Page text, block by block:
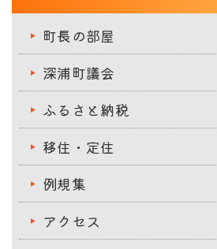
町長の部屋
深浦町議会
ふるさと納税
移住・定住
例規集
アクセス